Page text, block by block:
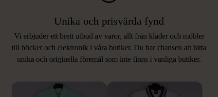
Unika och prisvärda fynd
Vi erbjuder ett brett utbud av varor, allt från kläder och möbler
till böcker och elektronik i våra butiker. Du har chansen att hitta
unika och originella föremål som inte finns i vanliga butiker.
LIKNANDE PRODUKTER
Hitta produkter som påminner om denna